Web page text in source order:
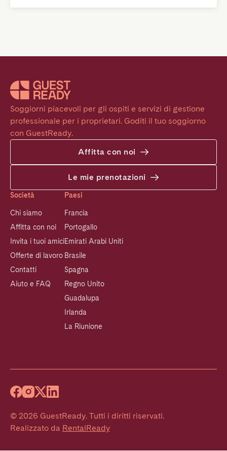
Soggiorni piacevoli per gli ospiti e servizi di gestione
professionale per i proprietari. Goditi il tuo soggiorno
con GuestReady.
Affitta con noi
Le mie prenotazioni
Società
Chi siamo
Affitta con noi
Invita i tuoi amici
Offerte di lavoro
Contatti
Aiuto e FAQ
Paesi
Francia
Portogallo
Emirati Arabi Uniti
Brasile
Spagna
Regno Unito
Guadalupa
Irlanda
La Riunione
© 2026 GuestReady. Tutti i diritti riservati.
Realizzato da RentalReady